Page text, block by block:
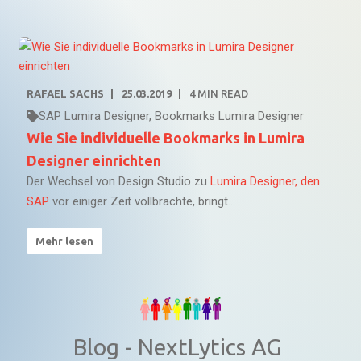
RAFAEL SACHS 25.03.2019 4 MIN READ
SAP Lumira Designer, Bookmarks Lumira Designer
Wie Sie individuelle Bookmarks in Lumira
Designer einrichten
Der Wechsel von Design Studio zu Lumira Designer, den
SAP vor einiger Zeit vollbrachte, bringt...
Mehr lesen
Blog - NextLytics AG